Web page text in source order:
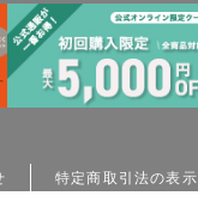
特定商取引法の表示